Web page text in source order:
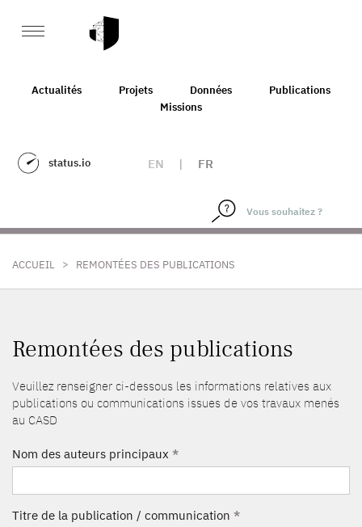
Actualités Projets Données
Publications
Missions
status.io EN | FR
ACCUEIL > REMONTÉES DES PUBLICATIONS
Remontées des publications
Veuillez renseigner ci-dessous les informations relatives aux
publications ou communications issues de vos travaux menés
au CASD
Nom des auteurs principaux *
Titre de la publication / communication *